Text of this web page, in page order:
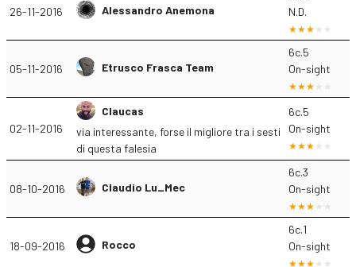
26-11-2016 Alessandro Anemona
N.D.
05-11-2016 Etrusco Frasca Team
6c.5
On-sight
02-11-2016
Claucas
via interessante, forse il migliore tra i sesti
di questa falesia
6c.5
On-sight
08-10-2016 Claudio Lu_Mec
6c.3
On-sight
18-09-2016 Rocco
6c.1
On-sight